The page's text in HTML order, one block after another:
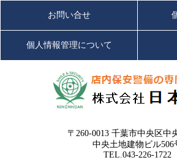
お問い合せ
個人情報管理について
〒260-0013 千葉市中央区中
中央土地建物ビル506
TEL.043-226-1722